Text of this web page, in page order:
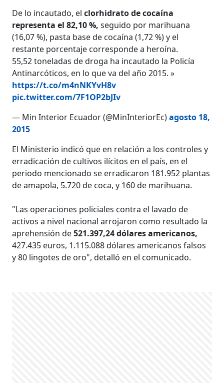
De lo incautado, elclorhidrato de cocaína
representa el 82,10 %, seguido por marihuana
(16,07 %), pasta base de cocaína (1,72 %) y el
restante porcentaje corresponde a heroína.
55,52 toneladas de droga ha incautado la Policía
Antinarcóticos, en lo que va del año 2015. »
https://t.co/m4nNKYvH8v
pic.twitter.com/7F1OP2bJIv
— Min Interior Ecuador (@MinInteriorEc)agosto 18,
2015
El Ministerio indicó que en relación a los controles y
erradicación de cultivos ilícitos en el país, en el
periodo mencionado se erradicaron 181.952 plantas
de amapola, 5.720 de coca, y 160 de marihuana.
"Las operaciones policiales contra el lavado de
activos a nivel nacional arrojaron como resultado la
aprehensión de521.397,24 dólares americanos,
427.435 euros, 1.115.088 dólares americanos falsos
y 80 lingotes de oro", detalló en el comunicado.